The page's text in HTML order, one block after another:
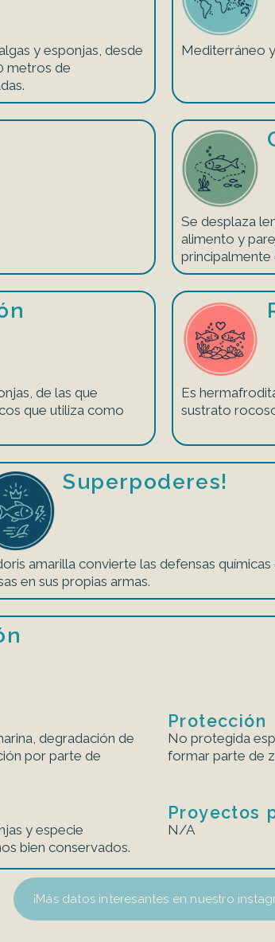
y esponjas, desde
metros de
Mediterráneo
Se desplaza
alimento y
de las que
que utiliza como
Es
sustrato
Superpoderes!
amarilla convierte las defensas químicas
en sus propias armas.
degradación de
por parte de
Protección
No protegida
formar parte de
y especie
bien conservados.
Proyectos
N/A
¡Más datos interesantes en nuestro